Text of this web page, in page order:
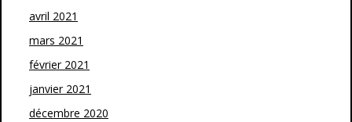
avril 2021
mars 2021
février 2021
janvier 2021
décembre 2020